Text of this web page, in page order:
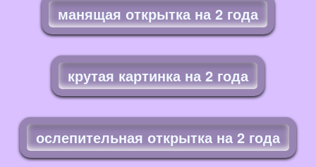
манящая открытка на 2 года
крутая картинка на 2 года
ослепительная открытка на 2 года